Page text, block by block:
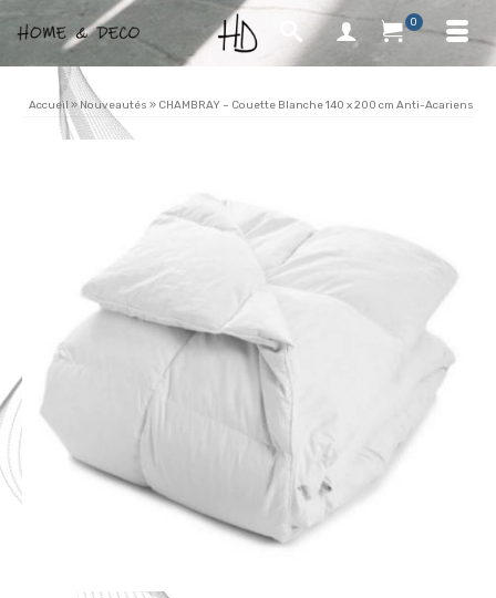
0
Accueil » Nouveautés » CHAMBRAY – Couette Blanche 140 x 200 cm Anti-Acariens